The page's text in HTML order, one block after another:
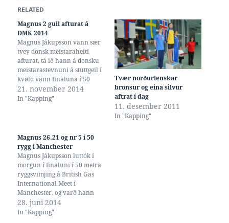
RELATED
Magnus 2 gull afturat á
DMK 2014
Magnus Jákupsson vann sær
tvey donsk meistaraheiti
afturat, tá ið hann á donsku
meistarastevnuni á stuttgeil í
kvøld vann finaluna í 50
metra firvaldasvimjing við
tíðini 24.08, og finaluna í 50
kvøld, og varð hann har nr 5
í…
21. november 2014
In "Kapping"
Tvær norðurlenskar
bronsur og eina silvur
aftrat í dag
11. desember 2011
In "Kapping"
Magnus 26.21 og nr 5 í 50
rygg í Manchester
Magnus Jákupsson luttók í
morgun í finaluni í 50 metra
ryggsvimjing á British Gas
International Meet í
Manchester, og varð hann
har nummar fimm við tíðini
26.21 sekund. (Magnus
28. juni 2014
In "Kapping"